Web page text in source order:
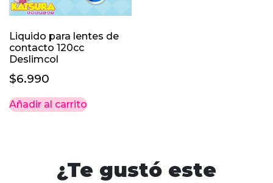
Liquido para lentes de
contacto 120cc
Deslimcol
$6.990
Añadir al carrito
¿Te gustó este